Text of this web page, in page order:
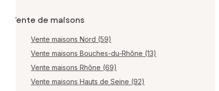
Vente de maisons
Vente maisons Nord (59)
Vente maisons Bouches-du-Rhône (13)
Vente maisons Rhône (69)
Vente maisons Hauts de Seine (92)